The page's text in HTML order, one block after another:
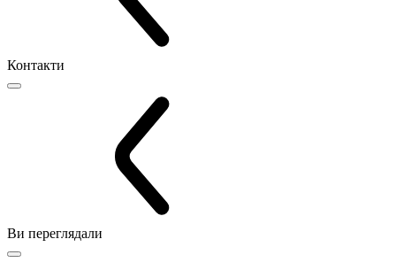
Контакти
Ви переглядали